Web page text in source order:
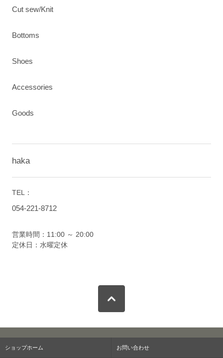
Cut sew/Knit
Bottoms
Shoes
Accessories
Goods
haka
TEL：
054-221-8712
営業時間：11:00 ～ 20:00
定休日：水曜定休
ショップホーム お問い合わせ